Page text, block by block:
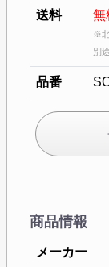
送料 無
※
別
品番
商品情報
メーカー